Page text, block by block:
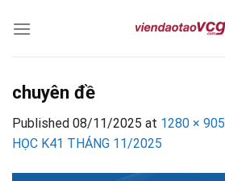
chuyên đề
Published 08/11/2025 at 1280 × 905
HỌC K41 THÁNG 11/2025